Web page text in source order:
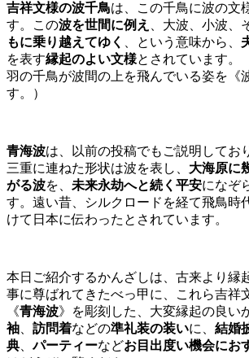
吉祥文様の波千鳥は、この千鳥に波の文
す。この波を世間に例え 、大波、小波、
もに乗り越えてゆく 、という意味から、
を表す縁起のよい文様とされています。
羽の千鳥が波間の上を飛んでいる姿を《
す。）
青海波は、以前の投稿でもご説明してお
三重に連ねた形状は波を表し、 大海原に
がる波を、 未来永劫へと続く平安になぞ
す。遠い昔、シルクロードを経て飛鳥時
けて日本に伝わったとされています。
本日ご紹介するかんざしは、古来より縁
事に尊ばれてきたべっ甲に、これら吉祥
《青海波》を彫刻した、大変縁起の良い
袖、 訪問着などの準礼装の装いに、 結婚
典、パーティーなどお目出度い機会にお